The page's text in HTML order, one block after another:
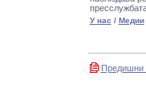
У нас / Медии
Предишни